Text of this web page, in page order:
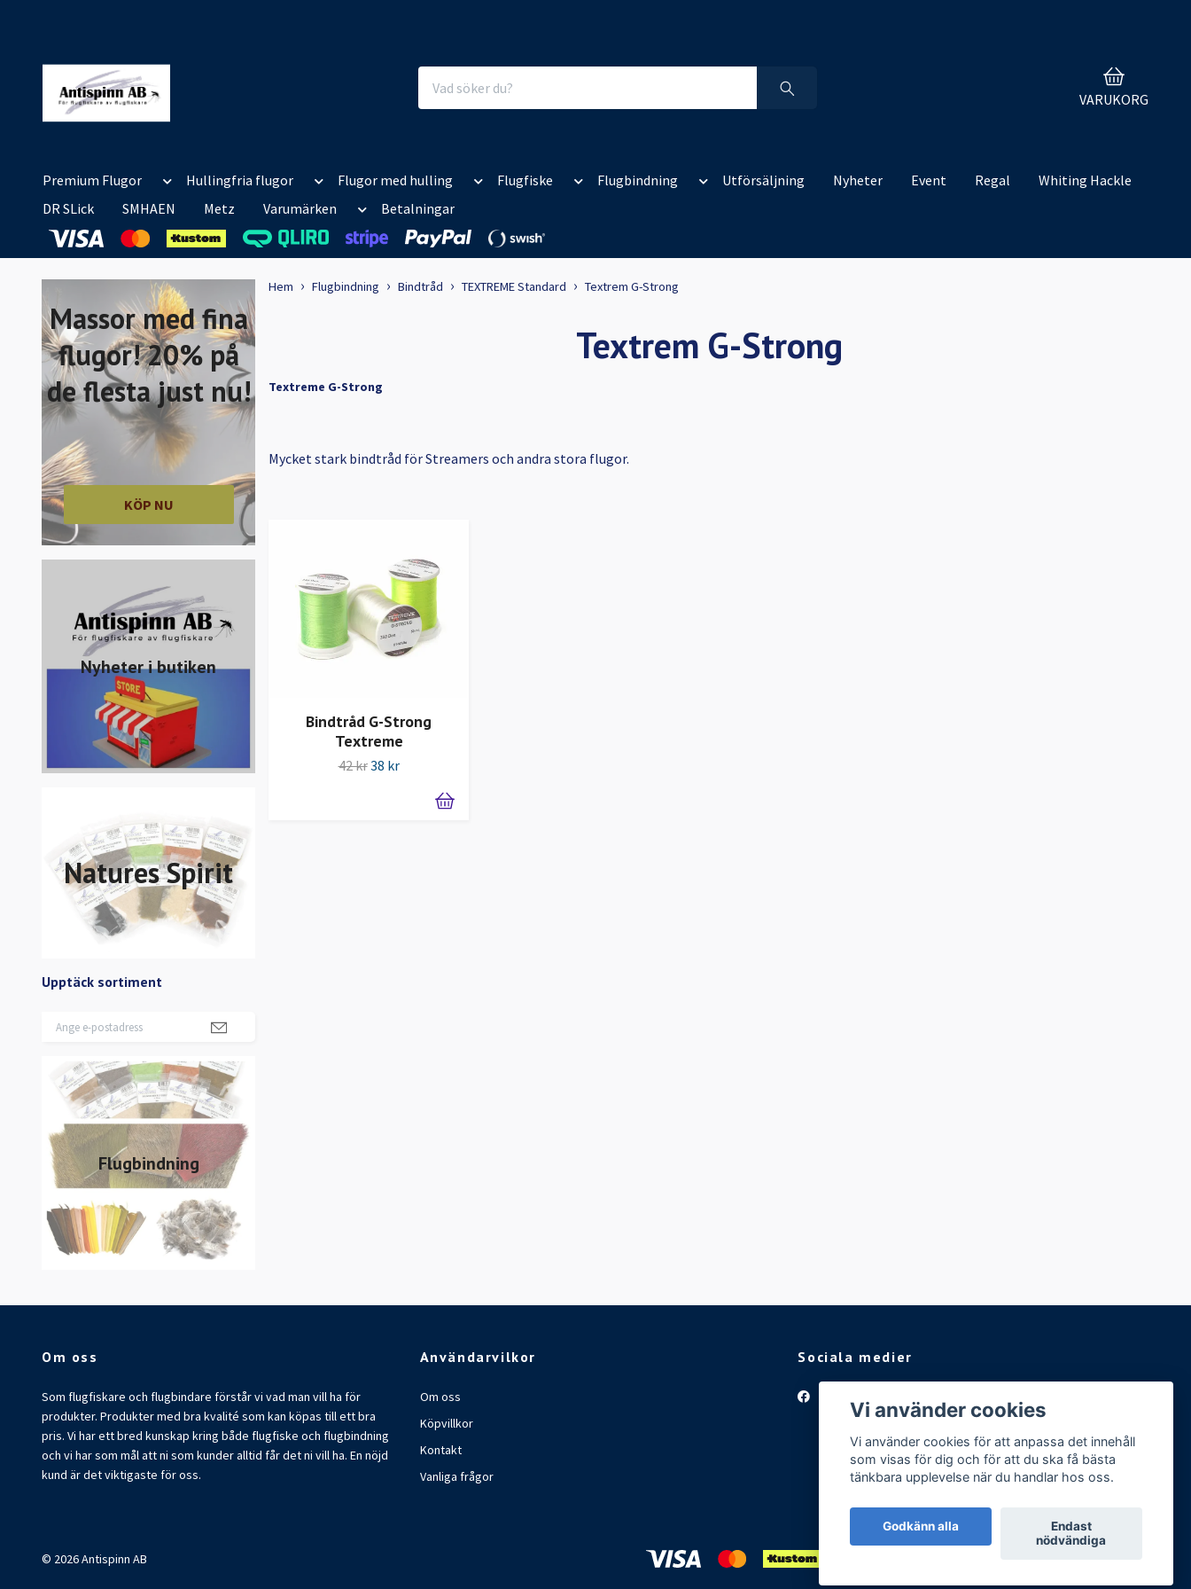
VARUKORG
Premium Flugor Hullingfria flugor Flugor med hulling Flugfiske Flugbindning Utförsäljning Nyheter Event Regal
Whiting Hackle
DR SLick
SMHAEN Metz Varumärken Betalningar
Massor med fina
flugor! 20% på
de flesta just nu!
KÖP NU
Nyheter i butiken
Natures Spirit
Upptäck sortiment
Flugbindning
Hem Flugbindning Bindtråd TEXTREME Standard Textrem G-Strong
Textrem G-Strong
Textreme G-Strong
Mycket stark bindtråd för Streamers och andra stora flugor.
Bindtråd G-Strong
Textreme
42 kr38 kr
Om oss
Som flugfiskare och flugbindare förstår vi vad man vill ha för
produkter. Produkter med bra kvalité som kan köpas till ett bra
pris. Vi har ett bred kunskap kring både flugfiske och flugbindning
och vi har som mål att ni som kunder alltid får det ni vill ha. En nöjd
kund är det viktigaste för oss.
Användarvilkor
Om oss
Köpvillkor
Kontakt
Vanliga frågor
Sociala medier
© 2026 Antispinn AB
Vi använder cookies
Vi använder cookies för att anpassa det innehåll
som visas för dig och för att du ska få bästa
tänkbara upplevelse när du handlar hos oss.
Godkänn alla
Endast
nödvändiga